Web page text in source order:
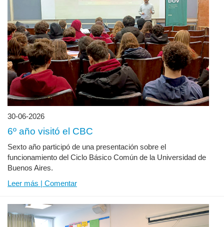
30-06-2026
6º año visitó el CBC
Sexto año participó de una presentación sobre el
funcionamiento del Ciclo Básico Común de la Universidad de
Buenos Aires.
Leer más | Comentar